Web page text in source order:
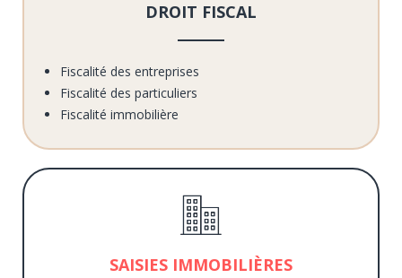
DROIT FISCAL
Fiscalité des entreprises
Fiscalité des particuliers
Fiscalité immobilière
SAISIES IMMOBILIÈRES